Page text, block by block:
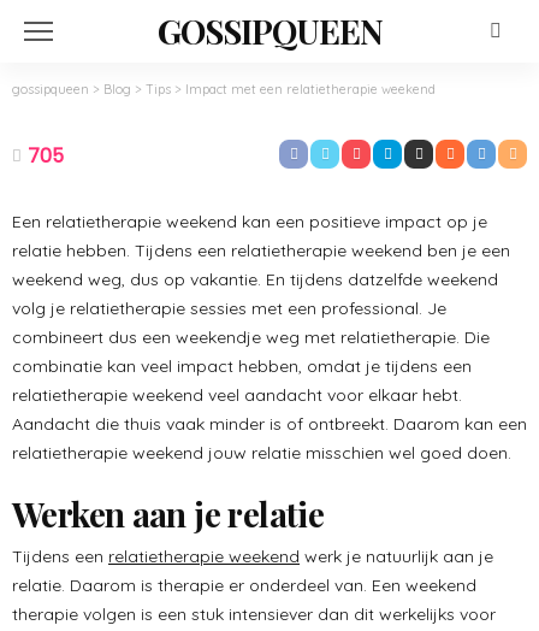
GOSSIPQUEEN
gossipqueen > Blog > Tips > Impact met een relatietherapie weekend
Impact met een relatietherapie weekend
705
Een relatietherapie weekend kan een positieve impact op je
relatie hebben. Tijdens een relatietherapie weekend ben je een
weekend weg, dus op vakantie. En tijdens datzelfde weekend
volg je relatietherapie sessies met een professional. Je
combineert dus een weekendje weg met relatietherapie. Die
combinatie kan veel impact hebben, omdat je tijdens een
relatietherapie weekend veel aandacht voor elkaar hebt.
Aandacht die thuis vaak minder is of ontbreekt. Daarom kan een
relatietherapie weekend jouw relatie misschien wel goed doen.
Werken aan je relatie
Tijdens een relatietherapie weekend werk je natuurlijk aan je
relatie. Daarom is therapie er onderdeel van. Een weekend
therapie volgen is een stuk intensiever dan dit werkelijks voor